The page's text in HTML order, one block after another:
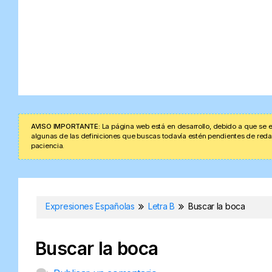
AVISO IMPORTANTE: La página web está en desarrollo, debido a que
algunas de las definiciones que buscas todavía estén pendientes de
paciencia.
Expresiones Españolas Letra B Buscar la boca
Buscar la boca